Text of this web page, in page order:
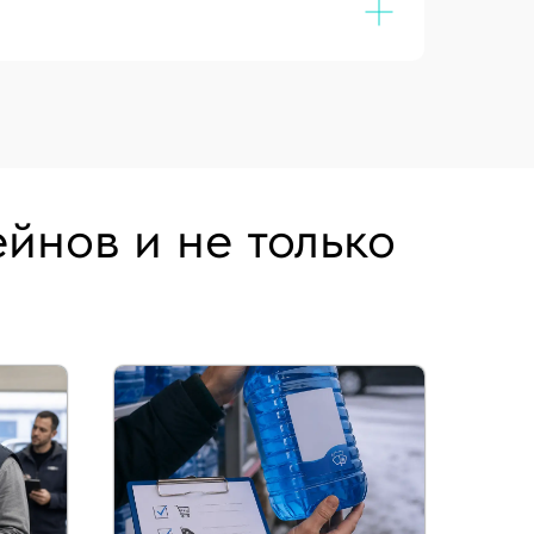
и не только